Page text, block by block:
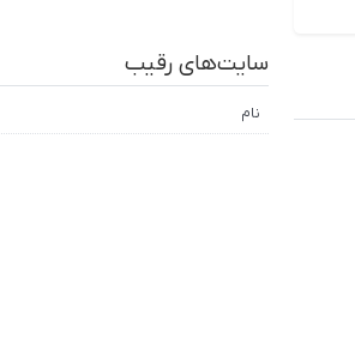
سایت‌های رقیب
نام